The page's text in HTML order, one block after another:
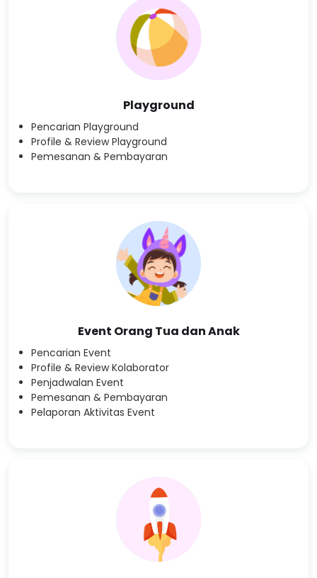
Playground
Pencarian Playground
Profile & Review Playground
Pemesanan & Pembayaran
Event Orang Tua dan Anak
Pencarian Event
Profile & Review Kolaborator
Penjadwalan Event
Pemesanan & Pembayaran
Pelaporan Aktivitas Event